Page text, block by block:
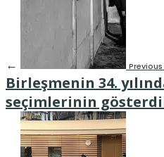
←
Birleşmenin 34.
seçimlerinin